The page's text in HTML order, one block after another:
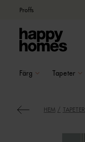
Proffs
Färg Tapeter
HEM TAPETER